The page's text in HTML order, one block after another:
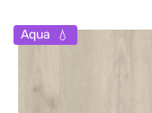
Aqua